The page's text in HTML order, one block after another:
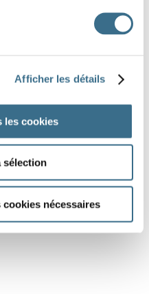
Afficher les détails
les cookies
sélection
nécessaires